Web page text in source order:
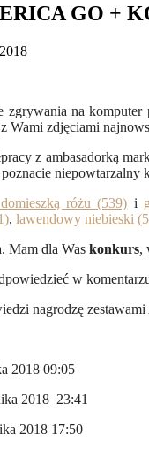
GO +
zgrywania na
Wami zdjęciami
z ambasadorką
niepowtarzalny
różu (539) i
, lawendowy niebieski
Mam dla Was konkurs,
w
nagrodzę
2018 09:05
2018 23:41
2018 17:50